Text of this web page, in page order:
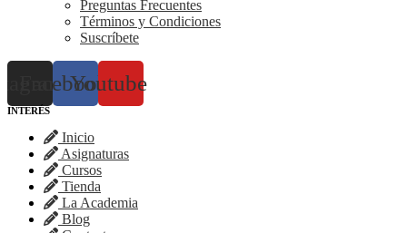
Preguntas Frecuentes
Términos y Condiciones
Suscríbete
FacebookYoutube
INTERÉS
Inicio
Asignaturas
Cursos
Tienda
La Academia
Blog